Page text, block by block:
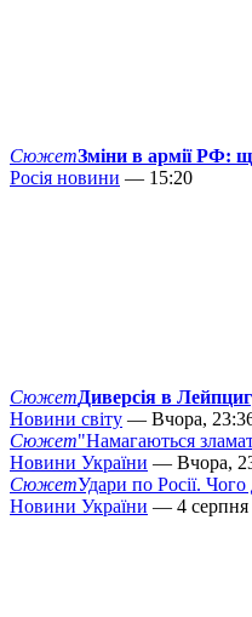
СюжетЗміни в армії РФ:
Росія новини — 15:20
СюжетДиверсія в
Новини світу — Вчора,
Сюжет"Намагаються
Новини України — Вчора,
СюжетУдари по Росії. Чого
Новини України — 4 серпня